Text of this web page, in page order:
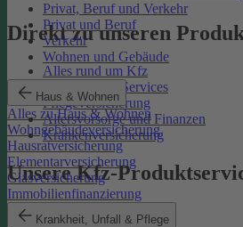
Privat, Beruf und Verkehr
Privat und Beruf
Verkehr
Wohnen und Gebäude
Haus & Wohnen
Alles zu Haus & Wohnen
Wohngebäudeversicherung
Hausratversicherung
Elementarversicherung
Glasversicherung
Immobilienfinanzierung
Krankheit, Unfall & Pflege
Direkt zu unseren
Alles rund um Kfz
Rechtsschutz-Services
Pflegeversicherung
Altersvorsorge und Finanzen
Krankenversicherung
Unsere Kfz-
eVB-Nummer